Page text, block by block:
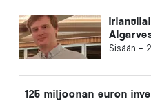
Sisään -
125 miljoonan euron